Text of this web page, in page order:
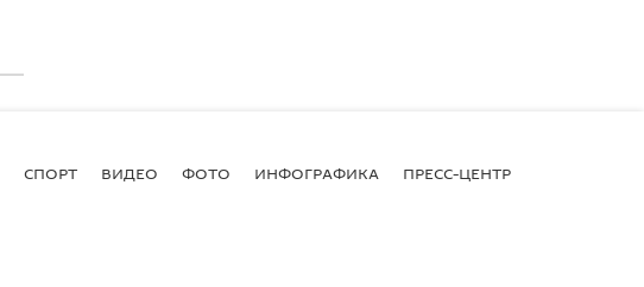
СПОРТ ВИДЕО ФОТО ИНФОГРАФИКА ПРЕСС-ЦЕНТР